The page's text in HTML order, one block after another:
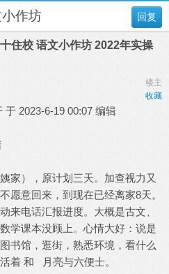
回复
作坊
住校 语文小作坊 2022年实操
楼主
收藏
2023-6-19 00:07 编辑
家），原计划三天。加查视力又
愿意回来，到现在已经离家8天。
来电话汇报进度。大概是古文、
学课本没顾上。心情大好：说是
书馆，逛街，熟悉环境，看什么
着 和 月亮与六便士。